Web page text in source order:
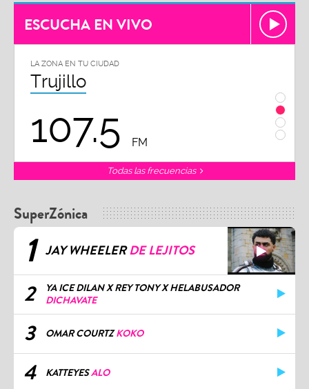
ESCUCHA EN VIVO
LA ZONA EN TU CIUDAD
Trujillo
107.5 FM
Todas las frecuencias
SuperZónica
1 JAY WHEELERDE LEJITOS
2
YA ICE DILAN X REY TONY X HELABUSADOR
DICHAVATE
3 OMAR COURTZKOKO
4 KATTEYESALO